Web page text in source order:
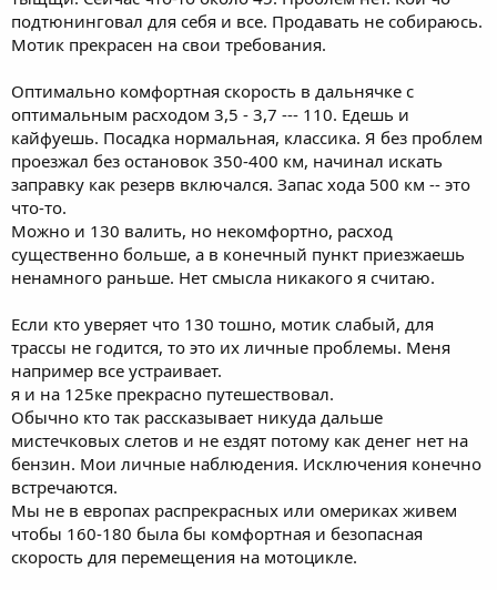
подтюнинговал для себя и все. Продавать не собираюсь.
Мотик прекрасен на свои требования.
Оптимально комфортная скорость в дальнячке с
оптимальным расходом 3,5 - 3,7 --- 110. Едешь и
кайфуешь. Посадка нормальная, классика. Я без проблем
проезжал без остановок 350-400 км, начинал искать
заправку как резерв включался. Запас хода 500 км -- это
что-то.
Можно и 130 валить, но некомфортно, расход
существенно больше, а в конечный пункт приезжаешь
ненамного раньше. Нет смысла никакого я считаю.
Если кто уверяет что 130 тошно, мотик слабый, для
трассы не годится, то это их личные проблемы. Меня
например все устраивает.
я и на 125ке прекрасно путешествовал.
Обычно кто так рассказывает никуда дальше
мистечковых слетов и не ездят потому как денег нет на
бензин. Мои личные наблюдения. Исключения конечно
встречаются.
Мы не в европах распрекрасных или омериках живем
чтобы 160-180 была бы комфортная и безопасная
скорость для перемещения на мотоцикле.